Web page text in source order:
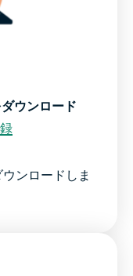
ウンロード
ンロードしま